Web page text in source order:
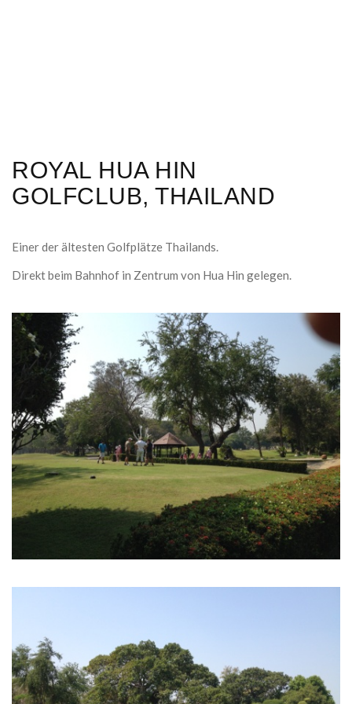
ROYAL HUA HIN
GOLFCLUB, THAILAND
Einer der ältesten Golfplätze Thailands.
Direkt beim Bahnhof in Zentrum von Hua Hin gelegen.